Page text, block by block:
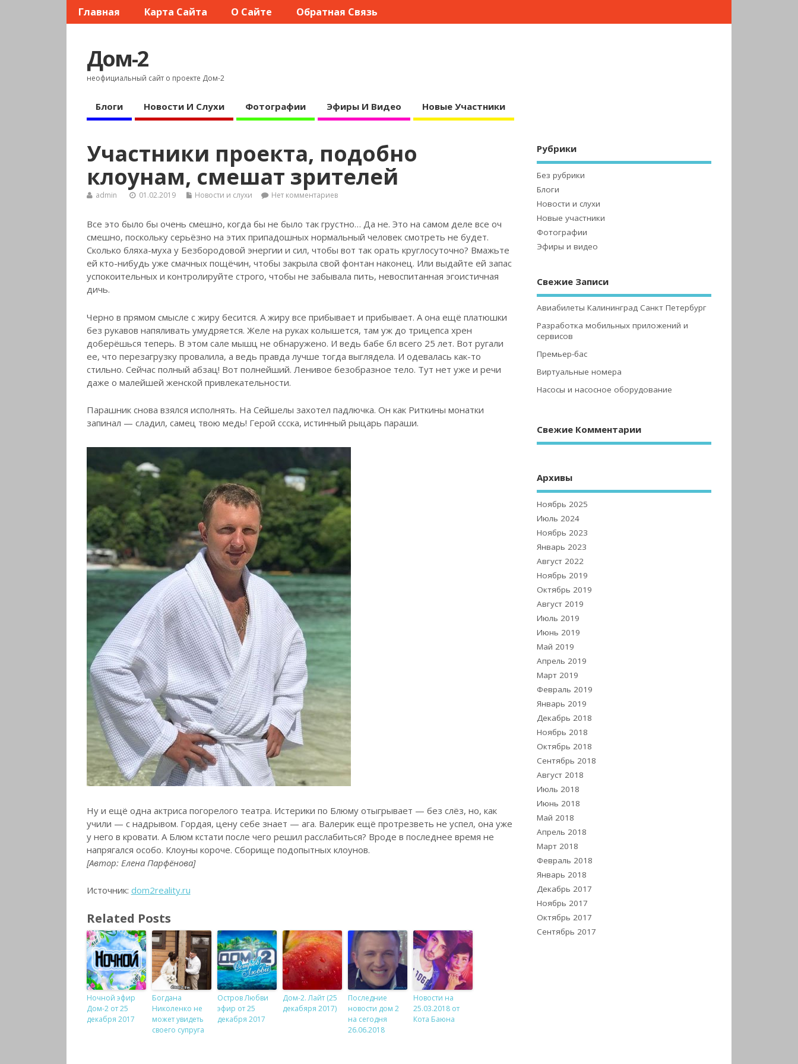
Главная Карта Сайта О Сайте Обратная Связь
Дом-2
неофициальный сайт о проекте Дом-2
Блоги Новости И Слухи Фотографии Эфиры И Видео Новые Участники
Участники проекта, подобно
клоунам, смешат зрителей
admin 01.02.2019 Новости и слухи Нет комментариев
Все это было бы очень смешно, когда бы не было так грустно… Да не. Это на самом деле все оч
смешно, поскольку серьёзно на этих припадошных нормальный человек смотреть не будет.
Сколько бляха-муха у Безбородовой энергии и сил, чтобы вот так орать круглосуточно? Вмажьте
ей кто-нибудь уже смачных пощёчин, чтобы закрыла свой фонтан наконец. Или выдайте ей запас
успокоительных и контролируйте строго, чтобы не забывала пить, невоспитанная эгоистичная
дичь.
Черно в прямом смысле с жиру бесится. А жиру все прибывает и прибывает. А она ещё платюшки
без рукавов напяливать умудряется. Желе на руках колышется, там уж до трицепса хрен
доберёшься теперь. В этом сале мышц не обнаружено. И ведь бабе бл всего 25 лет. Вот ругали
ее, что перезагрузку провалила, а ведь правда лучше тогда выглядела. И одевалась как-то
стильно. Сейчас полный абзац! Вот полнейший. Ленивое безобразное тело. Тут нет уже и речи
даже о малейшей женской привлекательности.
Парашник снова взялся исполнять. На Сейшелы захотел падлючка. Он как Риткины монатки
запинал — сладил, самец твою медь! Герой ссска, истинный рыцарь параши.
Ну и ещё одна актриса погорелого театра. Истерики по Блюму отыгрывает — без слёз, но, как
учили — с надрывом. Гордая, цену себе знает — ага. Валерик ещё протрезветь не успел, она уже
у него в кровати. А Блюм кстати после чего решил расслабиться? Вроде в последнее время не
напрягался особо. Клоуны короче. Сборище подопытных клоунов.
[Автор: Елена Парфёнова]
Источник: dom2reality.ru
Related Posts
Ночной эфир
Дом-2 от 25
декабря 2017
Богдана
Николенко не
может увидеть
своего супруга
Остров Любви
эфир от 25
декабря 2017
Дом-2. Лайт (25
декабяря 2017)
Последние
новости дом 2
на сегодня
26.06.2018
Новости на
25.03.2018 от
Кота Баюна
Рубрики
Без рубрики
Блоги
Новости и слухи
Новые участники
Фотографии
Эфиры и видео
Свежие Записи
Авиабилеты Калининград Санкт Петербург
Разработка мобильных приложений и
сервисов
Премьер-бас
Виртуальные номера
Насосы и насосное оборудование
Свежие Комментарии
Архивы
Ноябрь 2025
Июль 2024
Ноябрь 2023
Январь 2023
Август 2022
Ноябрь 2019
Октябрь 2019
Август 2019
Июль 2019
Июнь 2019
Май 2019
Апрель 2019
Март 2019
Февраль 2019
Январь 2019
Декабрь 2018
Ноябрь 2018
Октябрь 2018
Сентябрь 2018
Август 2018
Июль 2018
Июнь 2018
Май 2018
Апрель 2018
Март 2018
Февраль 2018
Январь 2018
Декабрь 2017
Ноябрь 2017
Октябрь 2017
Сентябрь 2017